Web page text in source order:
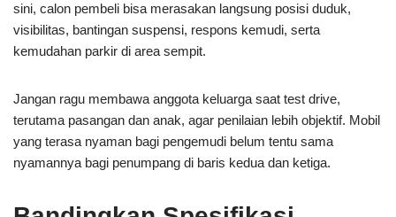
sini, calon pembeli bisa merasakan langsung posisi duduk,
visibilitas, bantingan suspensi, respons kemudi, serta
kemudahan parkir di area sempit.
Jangan ragu membawa anggota keluarga saat test drive,
terutama pasangan dan anak, agar penilaian lebih objektif. Mobil
yang terasa nyaman bagi pengemudi belum tentu sama
nyamannya bagi penumpang di baris kedua dan ketiga.